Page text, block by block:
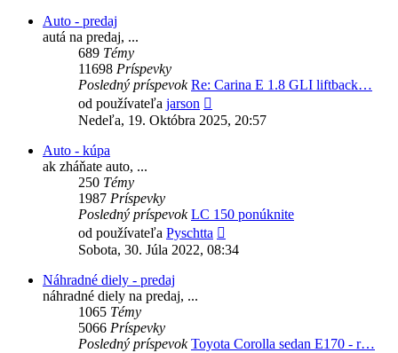
Auto - predaj
autá na predaj, ...
689 Témy
11698 Príspevky
Posledný príspevok Re: Carina E 1.8 GLI liftback…
od používateľa jarson
posledný
Nedeľa, 19. Októbra 2025, 20:57
Auto - kúpa
ak zháňate auto, ...
250 Témy
1987 Príspevky
Posledný príspevok LC 150 ponúknite
od používateľa Pyschtta
posledný
Sobota, 30. Júla 2022, 08:34
Náhradné diely - predaj
náhradné diely na predaj, ...
1065 Témy
5066 Príspevky
Posledný príspevok Toyota Corolla sedan E170 - r…